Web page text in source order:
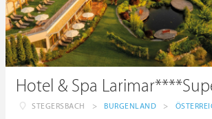
Hotel & Spa
STEGERSBACH > BURGENLAND >